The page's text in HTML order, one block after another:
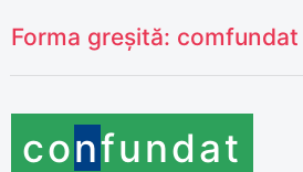
Forma greșită: comfundat
confundat